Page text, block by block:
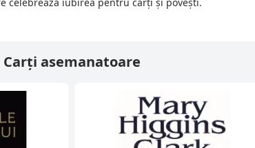
Carți asemanatoare